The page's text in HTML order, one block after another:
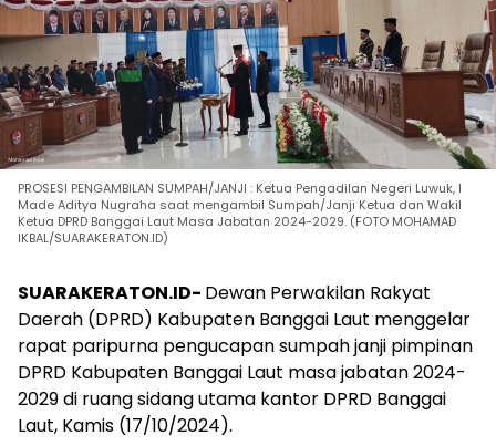
PROSESI PENGAMBILAN SUMPAH/JANJI : Ketua Pengadilan Negeri Luwuk, I
Made Aditya Nugraha saat mengambil Sumpah/Janji Ketua dan Wakil
Ketua DPRD Banggai Laut Masa Jabatan 2024-2029. (FOTO MOHAMAD
IKBAL/SUARAKERATON.ID)
SUARAKERATON.ID- Dewan Perwakilan Rakyat
Daerah (DPRD) Kabupaten Banggai Laut menggelar
rapat paripurna pengucapan sumpah janji pimpinan
DPRD Kabupaten Banggai Laut masa jabatan 2024-
2029 di ruang sidang utama kantor DPRD Banggai
Laut, Kamis (17/10/2024).